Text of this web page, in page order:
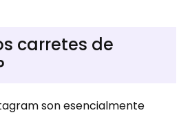
carretes de
son esencialmente